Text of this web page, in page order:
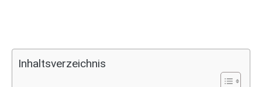
Inhaltsverzeichnis